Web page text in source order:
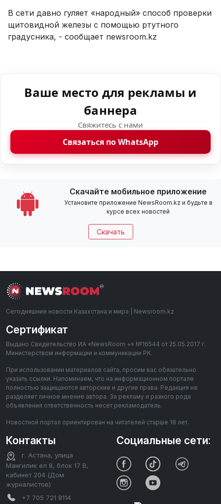
В сети давно гуляет «народный» способ проверки
щитовидной железы с помощью ртутного
градусника, - сообщает newsroom.kz
Ваше место для рекламы и
баннера
Свяжитесь с нами
Связаться по WhatsApp
Скачайте мобильное приложение
Установите приложение NewsRoom.kz и будьте в
курсе всех новостей
Скачать
Сегодняшние новости Казахстана и мира | Newsroom.kz
Сертификат
Выдано Свидетельство ИА «NewsRoom +» №16544 от 25.05.2017 г.
Министерством информации и коммуникации РК.
При использовании материалов сайта, просим вас обязательно
указать ссылки. Напоминаем, что на информационном портале
полностью защищаются авторские и другие права. Редакция не
разделяет личное мнение автора. За рекламу и разного рода
объявления ответственность несет рекламодатель.
Новостной портал ориентирован на читателей старше 18 лет.
Контакты
г. Астана, улица
Мангилик ел 8, блок 17 В,
кабинет 204 (Дом
журналистов)
+7 705 721 8114
Социальные сети: